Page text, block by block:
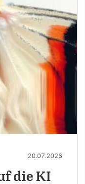
20.07.2026
die KI